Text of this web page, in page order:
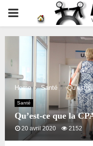
PRIMARY
MENU
Home Santé Qu’est-
Santé
Qu’est-ce que la
20 avril 2020 2152